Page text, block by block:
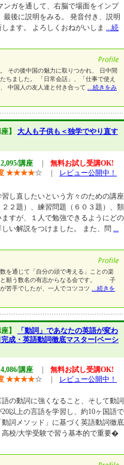
ンガを通して、右脳で場面をインプ
最後に説明をみる。 発音付き、説明
ます。 よろしくおねがいしま ...続
その後中国の魅力に取りつかれ、 日中間
ちました。 「日常会話」、「仕事で使え
中国人の友人達と付き合って
...続きをみ
】 大人も子供も＜独学でやり直す
講座
無料お試し受講OK!
★★★★☆ レビュー公開中！
し直したいという方々のための講座
２題）、練習問題（６０３題）、類
すが、１人で勉強できるようにどの
い解説をつけました。 また、問 ...
を通じて「自分の頭で考える」ことの楽
と願う数名の有志からなる会です。 子
苦手でしたが、一人でコツコツ
...続きを
】
「動詞」であなたの英語が変わ
完成・英語動詞徹底マスター[ベーシ
講座
無料お試し受講OK!
★★★★☆ レビュー公開中！
語の動詞に強くなること、そして動詞
以上の言語を学習し、約10ヶ国語で
詞メソッド」に基づく英語動詞徹底
高校/大学受験で習う基本的で重要�